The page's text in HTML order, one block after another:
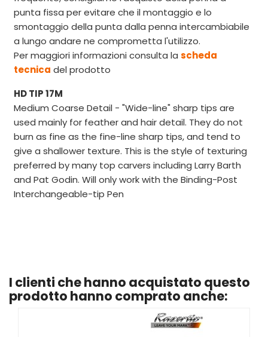
punta fissa per evitare che il montaggio e lo
smontaggio della punta dalla penna intercambiabile
a lungo andare ne comprometta l'utilizzo.
Per maggiori informazioni consulta la scheda
tecnica del prodotto
HD TIP 17M
Medium Coarse Detail - "Wide-line" sharp tips are
used mainly for feather and hair detail. They do not
burn as fine as the fine-line sharp tips, and tend to
give a shallower texture. This is the style of texturing
preferred by many top carvers including Larry Barth
and Pat Godin. Will only work with the Binding-Post
Interchangeable-tip Pen
I clienti che hanno acquistato questo
prodotto hanno comprato anche: